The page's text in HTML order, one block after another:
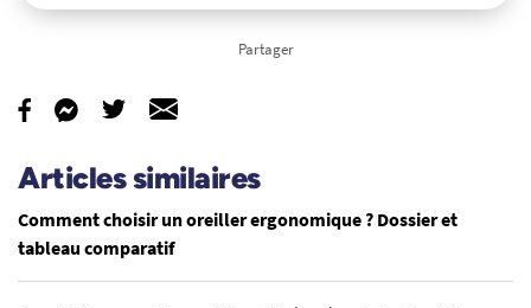
Partager
Articles similaires
Comment choisir un oreiller ergonomique ? Dossier et
tableau comparatif